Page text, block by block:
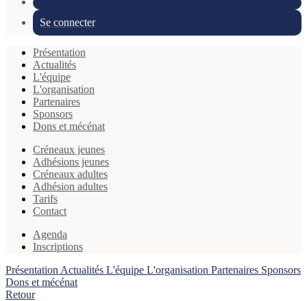
Se connecter
Présentation
Actualités
L'équipe
L'organisation
Partenaires
Sponsors
Dons et mécénat
Créneaux jeunes
Adhésions jeunes
Créneaux adultes
Adhésion adultes
Tarifs
Contact
Agenda
Inscriptions
Présentation Actualités L'équipe L'organisation Partenaires Sponsors
Dons et mécénat
Retour